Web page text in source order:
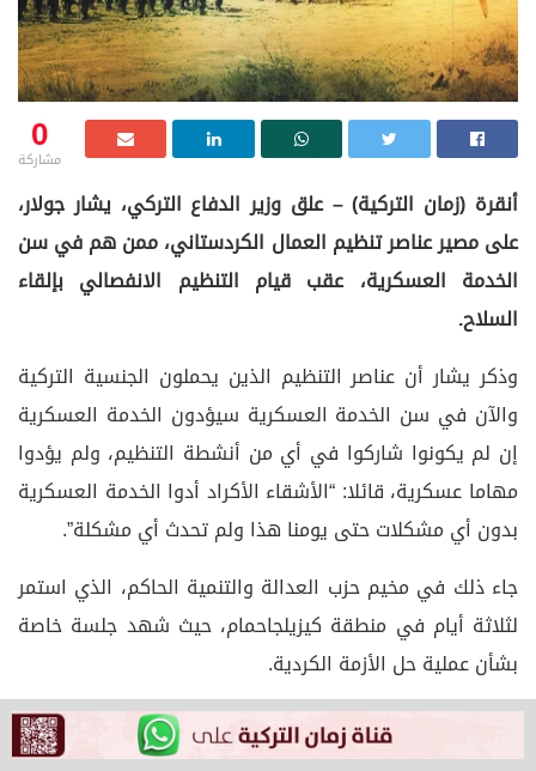
0
مشاركة
أنقرة (زمان التركية) – علق وزير الدفاع التركي، يشار جولار،
على مصير عناصر تنظيم العمال الكردستاني، ممن هم في سن
الخدمة العسكرية، عقب قيام التنظيم الانفصالي بإلقاء
السلاح.
وذكر يشار أن عناصر التنظيم الذين يحملون الجنسية التركية
والآن في سن الخدمة العسكرية سيؤدون الخدمة العسكرية
إن لم يكونوا شاركوا في أي من أنشطة التنظيم، ولم يؤدوا
مهاما عسكرية، قائلا: “الأشقاء الأكراد أدوا الخدمة العسكرية
بدون أي مشكلات حتى يومنا هذا ولم تحدث أي مشكلة”.
جاء ذلك في مخيم حزب العدالة والتنمية الحاكم، الذي استمر
لثلاثة أيام في منطقة كيزيلجاحمام، حيث شهد جلسة خاصة
بشأن عملية حل الأزمة الكردية.
من جهة أخرى، في تعليق منه على إسهامات مباردة السلام
في الاقتصاد، أكد وزير الخزانة والمالية، محمد شيمشاك، أن